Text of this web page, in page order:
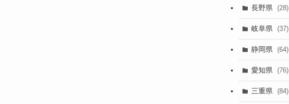
長野県 (28)
岐阜県 (37)
静岡県 (64)
愛知県 (76)
三重県 (84)